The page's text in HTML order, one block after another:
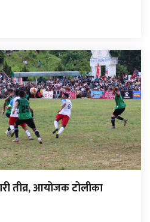
तीव्र, आयोजक टोलीका